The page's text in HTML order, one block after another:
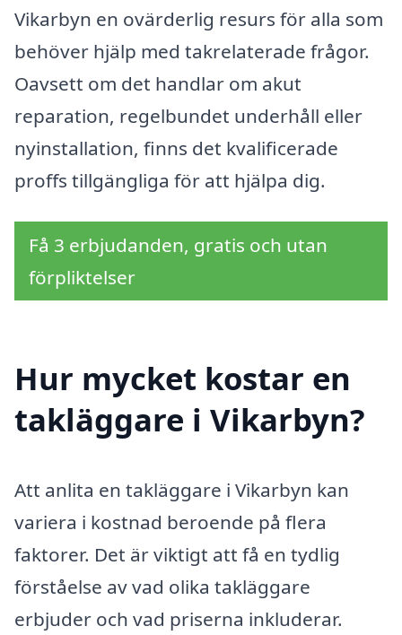
Vikarbyn en ovärderlig resurs för alla som
behöver hjälp med takrelaterade frågor.
Oavsett om det handlar om akut
reparation, regelbundet underhåll eller
nyinstallation, finns det kvalificerade
proffs tillgängliga för att hjälpa dig.
Få 3 erbjudanden, gratis och utan
förpliktelser
Hur mycket kostar en
takläggare i Vikarbyn?
Att anlita en takläggare i Vikarbyn kan
variera i kostnad beroende på flera
faktorer. Det är viktigt att få en tydlig
förståelse av vad olika takläggare
erbjuder och vad priserna inkluderar.